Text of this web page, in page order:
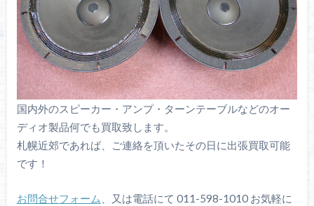
国内外のスピーカー・アンプ・ターンテーブルなどのオー
ディオ製品何でも買取致します。
札幌近郊であれば、ご連絡を頂いたその日に出張買取可能
です！
お問合せフォーム 、又は電話にて 011-598-1010 お気軽に